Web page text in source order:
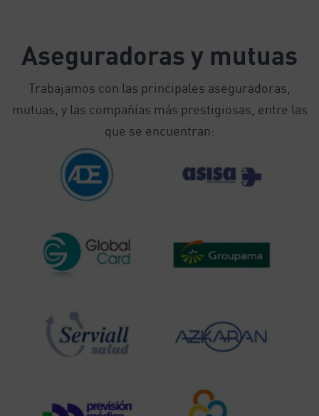
Aseguradoras y mutuas
Trabajamos con las principales aseguradoras,
mutuas, y las compañías más prestigiosas, entre las
que se encuentran: